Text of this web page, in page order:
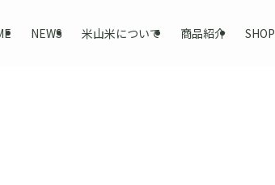
NEWS 米山米について 商品紹介 SHOP